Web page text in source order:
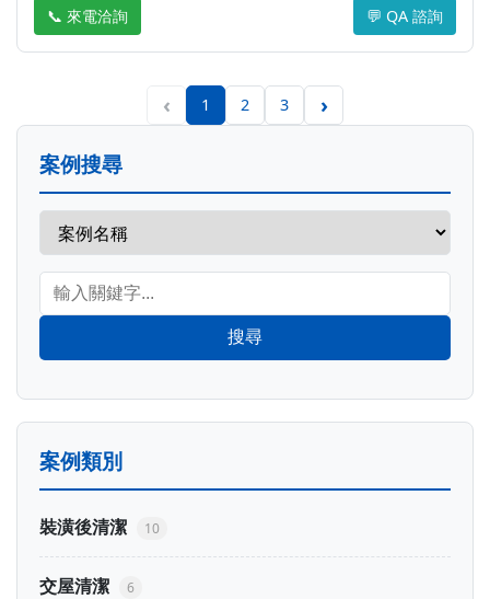
案例搜尋
搜尋
案例類別
裝潢後清潔 10
交屋清潔 6
📞 來電洽詢 💬 QA 諮詢
‹ 1 2 3 ›